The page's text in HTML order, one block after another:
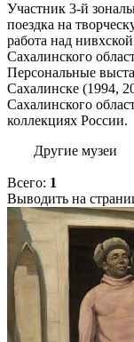
Участник 3-й
поездка на
работа над
Сахалинского
Персональные
Сахалинске (1994,
Сахалинского
коллекциях России.
Другие музеи
Всего: 1
Выводить на